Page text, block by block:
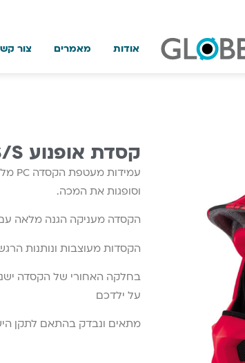
אודות מאמרים צור
קסדת אופנוע XS/S אדום מרוץ
וסופגות את המכה.
הקסדה מעניקה הגנה מלאה
הקסדות מעוצבות ונותנות
על ילדכם
מתאים ונבדק בהתאם לתקן